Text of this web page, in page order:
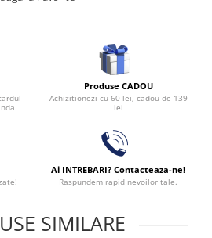
Persoana
Produse CADOU
Achizitionezi cu 60 lei, cadou de 139
lei
Ai INTREBARI? Contacteaza-ne!
Raspundem rapid nevoilor tale.
SIMILARE